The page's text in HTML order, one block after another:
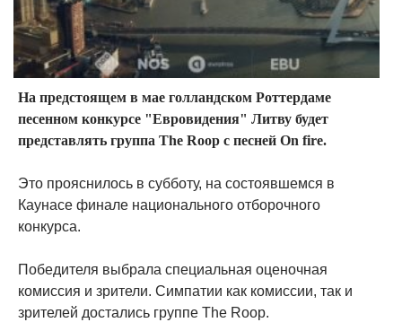
На предстоящем в мае голландском Роттердаме
песенном конкурсе "Евровидения" Литву будет
представлять группа The Roop с песней On fire.
Это прояснилось в субботу, на состоявшемся в
Каунасе финале национального отборочного
конкурса.
Победителя выбрала специальная оценочная
комиссия и зрители. Симпатии как комиссии, так и
зрителей достались группе The Roop.